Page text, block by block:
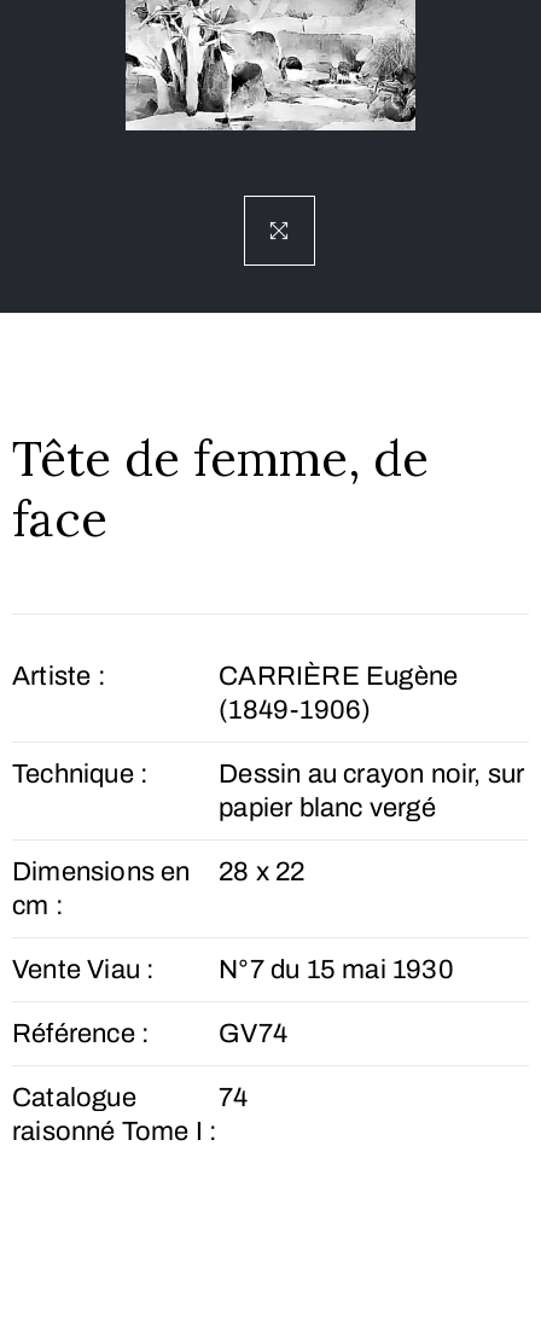
Tête de femme, de
face
Artiste :
CARRIÈRE Eugène
(1849-1906)
Technique :
Dessin au crayon noir, sur
papier blanc vergé
Dimensions en
cm :
28 x 22
Vente Viau : N°7 du 15 mai 1930
Référence : GV74
Catalogue
raisonné Tome I :
74